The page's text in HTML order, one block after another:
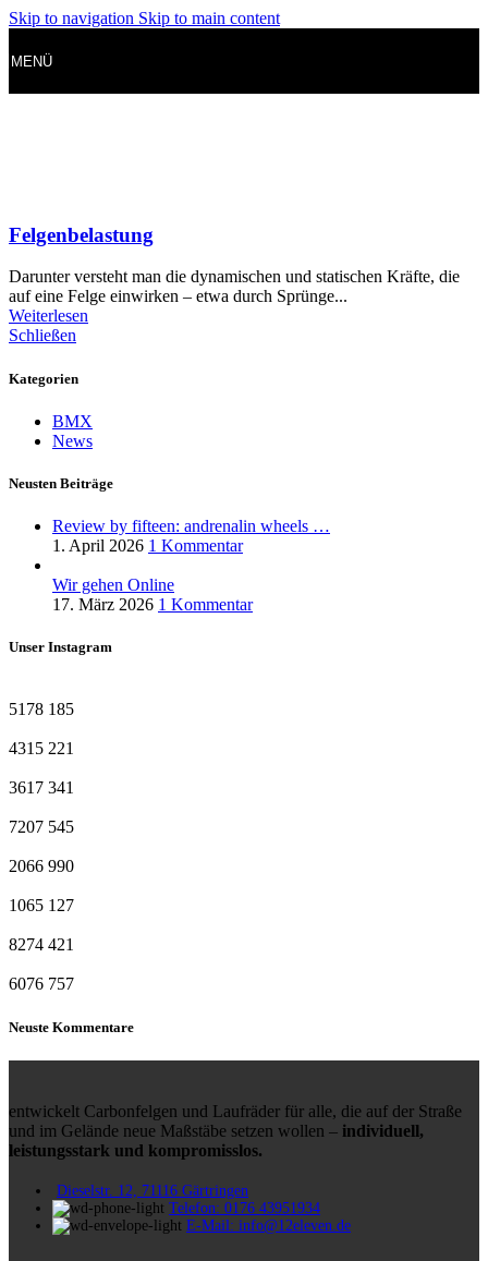
Skip to navigation Skip to main content
MENÜ
Felgenbelastung
Darunter versteht man die dynamischen und statischen Kräfte, die
auf eine Felge einwirken – etwa durch Sprünge...
Weiterlesen
Schließen
Kategorien
BMX
News
Neusten Beiträge
Review by fifteen: andrenalin wheels …
1. April 2026 1 Kommentar
Wir gehen Online
17. März 2026 1 Kommentar
Unser Instagram
5178 185
4315 221
3617 341
7207 545
2066 990
1065 127
8274 421
6076 757
Neuste Kommentare
entwickelt Carbonfelgen und Laufräder für alle, die auf der Straße
und im Gelände neue Maßstäbe setzen wollen – individuell,
leistungsstark und kompromisslos.
Dieselstr. 12, 71116 Gärtringen
Telefon: 0176 43951934
E-Mail: info@12eleven.de